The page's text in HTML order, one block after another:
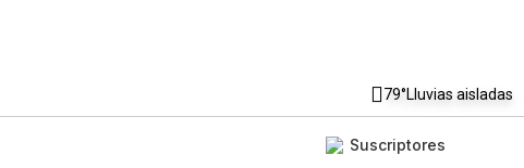
79°Lluvias aisladas
Suscriptores